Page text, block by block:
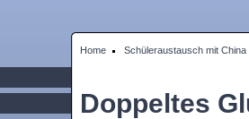
Home Schüleraustausch mit China
Doppeltes